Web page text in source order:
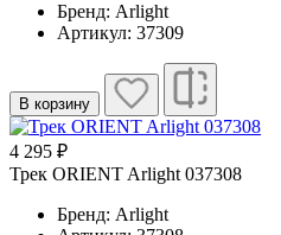
Бренд: Arlight
Артикул: 37309
В корзину
4 295 ₽
Трек ORIENT Arlight 037308
Бренд: Arlight